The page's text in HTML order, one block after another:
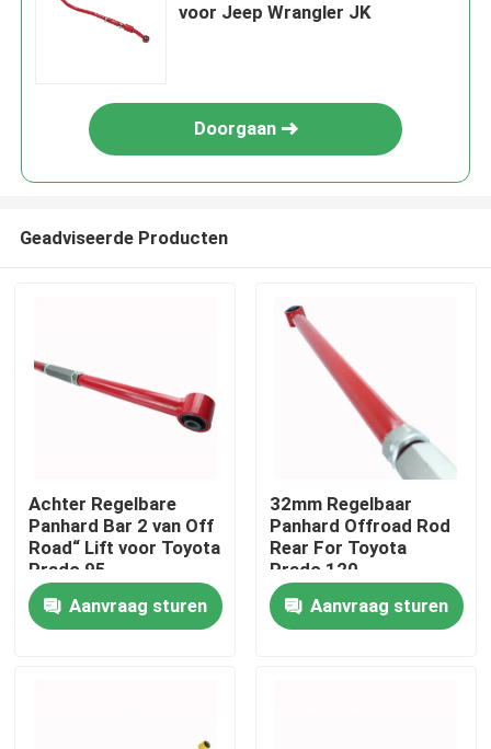
Huis
Producten
voor Jeep Wrangler JK
Doorgaan
Geadviseerde Producten
Achter Regelbare
Panhard Bar 2 van Off
Road“ Lift voor Toyota
Prado 95
Aanvraag sturen
32mm Regelbaar
Panhard Offroad Rod
Rear For Toyota
Prado 120
Aanvraag sturen